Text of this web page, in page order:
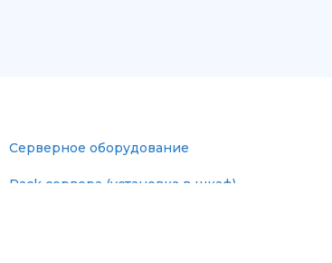
Серверное оборудование
Rack сервера (установка в шкаф)